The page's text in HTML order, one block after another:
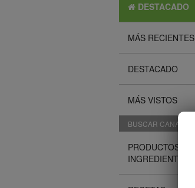
DESTACADO
MÁS RECIENTES
DESTACADO
MÁS VISTOS
BUSCAR CANALES
PRODUCTOS E
INGREDIENTES